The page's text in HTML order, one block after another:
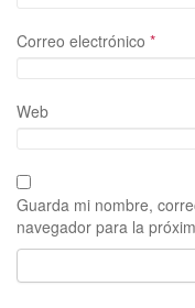
Correo electrónico *
Web
Guarda mi nombre,
navegador para la